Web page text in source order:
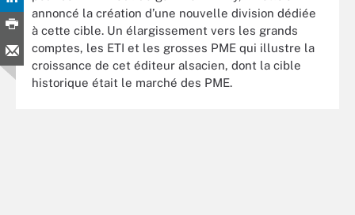
annoncé la création d’une nouvelle division dédiée
à cette cible. Un élargissement vers les grands
comptes, les ETI et les grosses PME qui illustre la
croissance de cet éditeur alsacien, dont la cible
historique était le marché des PME.